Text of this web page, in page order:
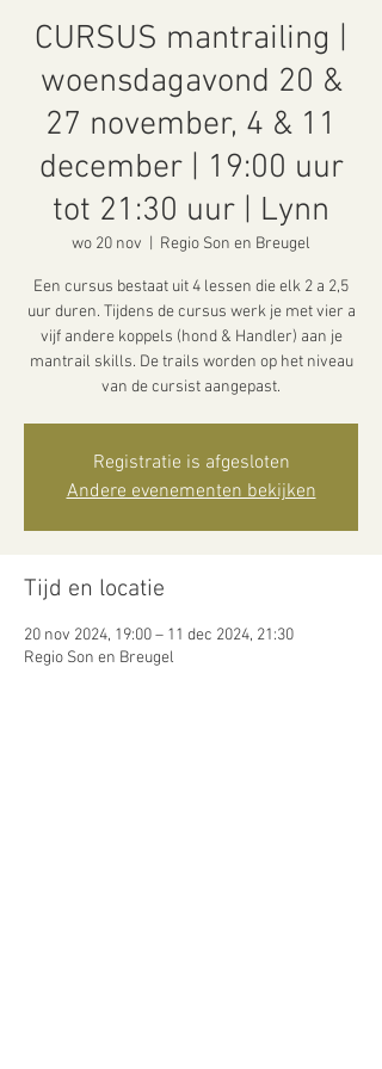
CURSUS mantrailing |
woensdagavond 20 &
27 november, 4 & 11
december | 19:00 uur
tot 21:30 uur | Lynn
wo 20 nov Regio Son en Breugel
Een cursus bestaat uit 4 lessen die elk 2 a 2,5
uur duren. Tijdens de cursus werk je met vier a
vijf andere koppels (hond & Handler) aan je
mantrail skills. De trails worden op het niveau
van de cursist aangepast.
Registratie is afgesloten
Andere evenementen bekijken
Tijd en locatie
20 nov 2024, 19:00 – 11 dec 2024, 21:30
Regio Son en Breugel